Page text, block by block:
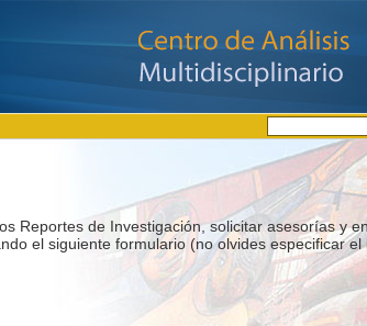
Reportes de Investigación, solicitar asesorías y
el siguiente formulario (no olvides especificar el